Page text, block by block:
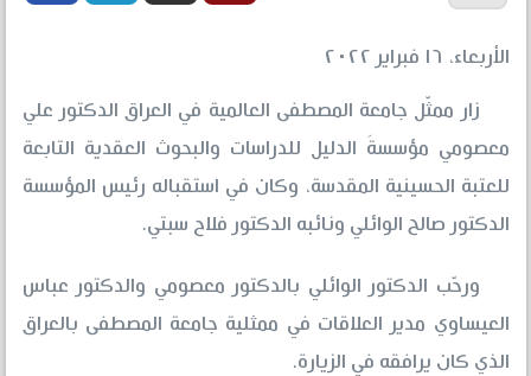
الأربعاء، ١٦ فبراير ٢٠٢٢
زار ممثّل جامعة المصطفى العالمية في العراق الدكتور علي
معصومي مؤسسةَ الدليل للدراسات والبحوث العقدية التابعة
للعتبة الحسينية المقدسة، وكان في استقباله رئيس المؤسسة
الدكتور صالح الوائلي ونائبه الدكتور فلاح سبتي.
ورحّب الدكتور الوائلي بالدكتور معصومي والدكتور عباس
العيساوي مدير العلاقات في ممثلية جامعة المصطفى بالعراق
الذي كان يرافقه في الزيارة.